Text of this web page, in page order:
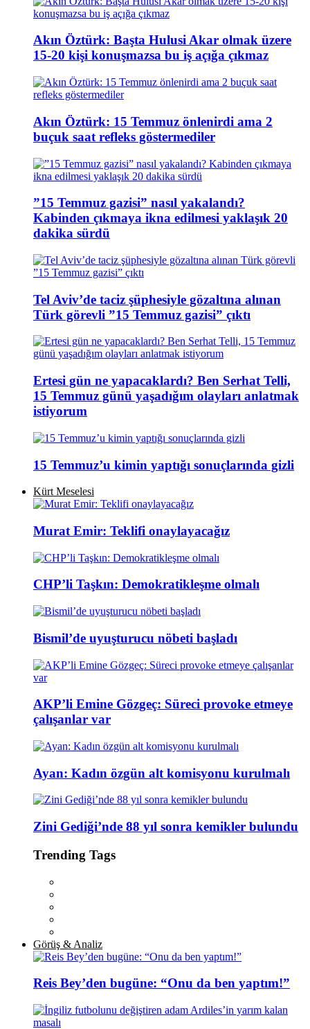
Akın Öztürk: Başta Hulusi Akar olmak üzere
15-20 kişi konuşmazsa bu iş açığa çıkmaz
Akın Öztürk: 15 Temmuz önlenirdi ama 2
buçuk saat refleks göstermediler
”15 Temmuz gazisi” nasıl yakalandı?
Kabinden çıkmaya ikna edilmesi yaklaşık 20
dakika sürdü
Tel Aviv’de taciz şüphesiyle gözaltına alınan
Türk görevli ”15 Temmuz gazisi” çıktı
Ertesi gün ne yapacaklardı? Ben Serhat Telli,
15 Temmuz günü yaşadığım olayları anlatmak
istiyorum
15 Temmuz’u kimin yaptığı sonuçlarında gizli
Kürt Meselesi
Murat Emir: Teklifi onaylayacağız
CHP’li Taşkın: Demokratikleşme olmalı
Bismil’de uyuşturucu nöbeti başladı
AKP’li Emine Gözgeç: Süreci provoke etmeye
çalışanlar var
Ayan: Kadın özgün alt komisyonu kurulmalı
Zini Gediği’nde 88 yıl sonra kemikler bulundu
Trending Tags
Görüş & Analiz
Reis Bey’den bugüne: “Onu da ben yaptım!”